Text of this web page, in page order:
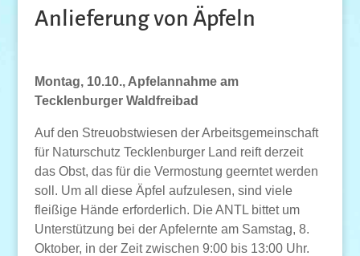
Anlieferung von Äpfeln
Montag, 10.10., Apfelannahme am
Tecklenburger Waldfreibad
Auf den Streuobstwiesen der Arbeitsgemeinschaft
für Naturschutz Tecklenburger Land reift derzeit
das Obst, das für die Vermostung geerntet werden
soll. Um all diese Äpfel aufzulesen, sind viele
fleißige Hände erforderlich. Die ANTL bittet um
Unterstützung bei der Apfelernte am Samstag, 8.
Oktober, in der Zeit zwischen 9:00 bis 13:00 Uhr.